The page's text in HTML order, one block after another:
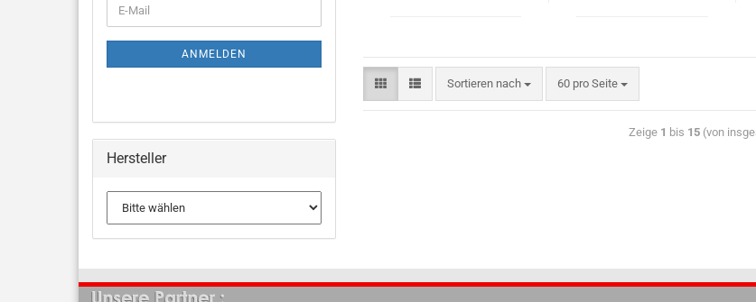
Sortieren nach 60 pro Seite
Zeige 1 bis 15 (von
ANMELDEN
Hersteller